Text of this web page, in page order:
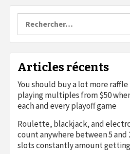
Articles récents
You should buy a lot more
playing multiples from $50
each and every playoff game
Roulette, blackjack, and
count anywhere between 5 and
slots constantly amount getting